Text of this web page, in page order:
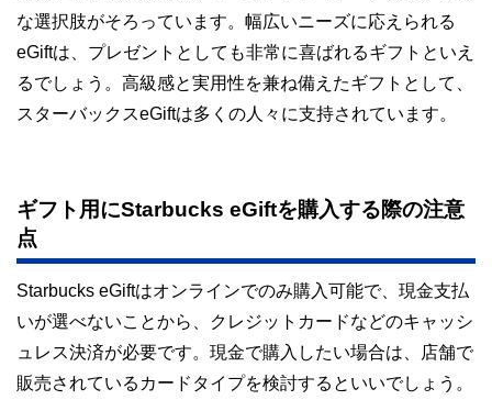
な選択肢がそろっています。幅広いニーズに応えられる
eGiftは、プレゼントとしても非常に喜ばれるギフトといえ
るでしょう。高級感と実用性を兼ね備えたギフトとして、
スターバックスeGiftは多くの人々に支持されています。
ギフト用にStarbucks eGiftを購入する際の注意
点
Starbucks eGiftはオンラインでのみ購入可能で、現金支払
いが選べないことから、クレジットカードなどのキャッシ
ュレス決済が必要です。現金で購入したい場合は、店舗で
販売されているカードタイプを検討するといいでしょう。